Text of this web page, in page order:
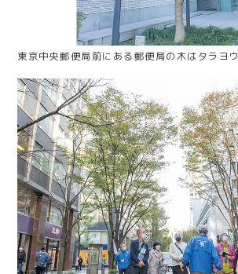
東京中央郵便局前にある郵便局の木はタラヨウ